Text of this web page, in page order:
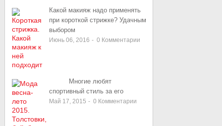
Какой макияж надо применять
при короткой стрижке? Удачным
выбором
Июнь 06, 2016 - 0 Комментарии
Многие любят
спортивный стиль за его
Май 17, 2015 - 0 Комментарии